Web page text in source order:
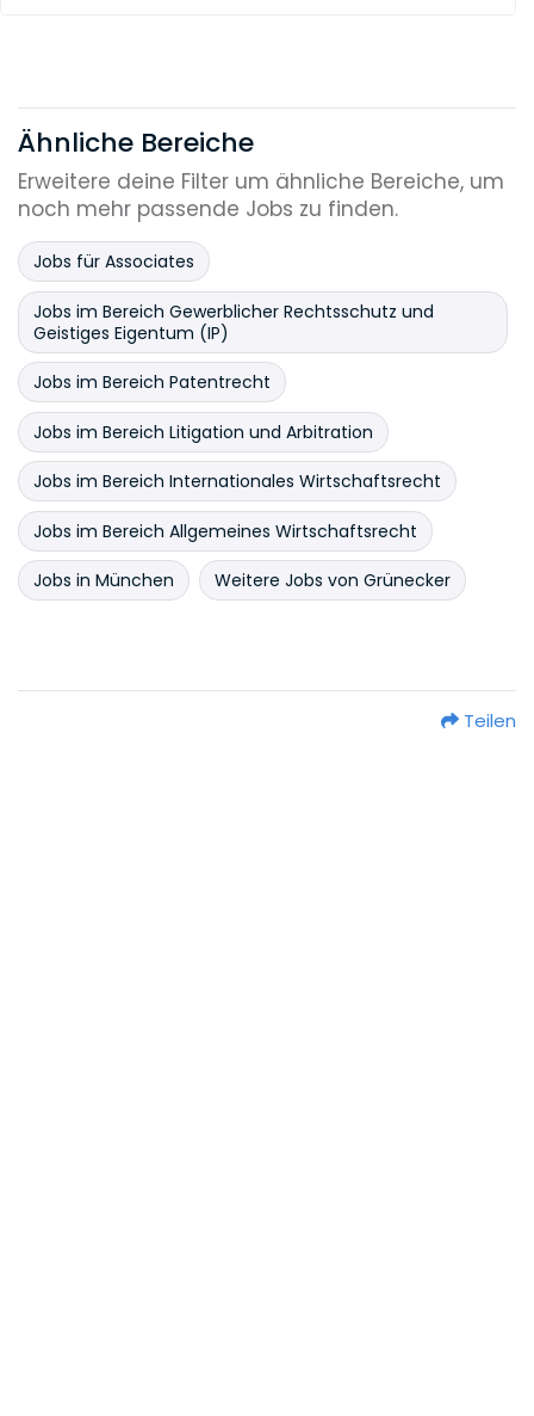
Ähnliche Bereiche
Erweitere deine Filter um ähnliche Bereiche, um
noch mehr passende Jobs zu finden.
Jobs für Associates
Jobs im Bereich Gewerblicher Rechtsschutz und
Geistiges Eigentum (IP)
Jobs im Bereich Patentrecht
Jobs im Bereich Litigation und Arbitration
Jobs im Bereich Internationales Wirtschaftsrecht
Jobs im Bereich Allgemeines Wirtschaftsrecht
Jobs in München Weitere Jobs von Grünecker
Teilen